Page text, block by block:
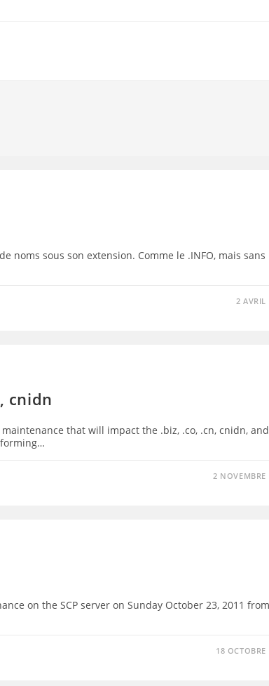
noms sous son extension. Comme le .INFO, mais sans
2 AVRIL
cnidn
that will impact the .biz, .co, .cn, cnidn,
2 NOVEMBRE
on the SCP server on Sunday October 23, 2011 from
18 OCTOBRE